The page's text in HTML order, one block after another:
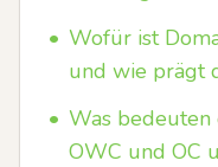
• Wofür ist
und wie prägt
• Was bedeuten
OWC und OC